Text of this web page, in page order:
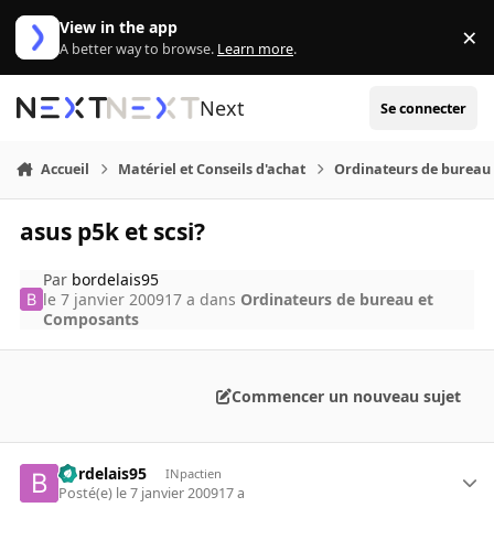
Aller au contenu
View in the app
A better way to browse. Learn more. ×
Next Se connecter
Accueil Matériel et Conseils d'achat Ordinateurs de bureau
asus p5k et scsi?
Par bordelais95
le 7 janvier 200917 a dans Ordinateurs de bureau et
Composants
Commencer un nouveau sujet
bordelais95 INpactien
Posté(e) le 7 janvier 200917 a